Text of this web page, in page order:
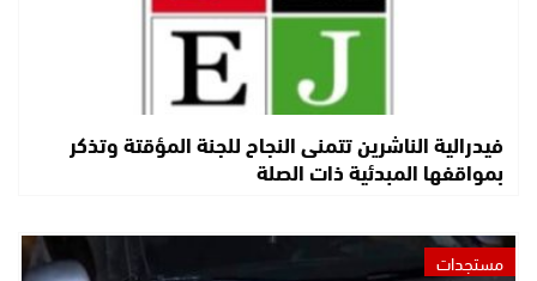
فيدرالية الناشرين تتمنى النجاح للجنة المؤقتة وتذكر
بمواقفها المبدئية ذات الصلة
مستجدات